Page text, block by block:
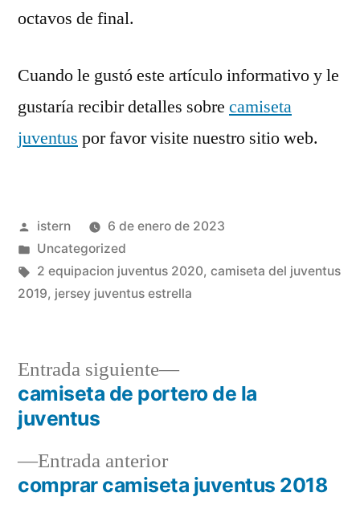
octavos de final.
Cuando le gustó este artículo informativo y le
gustaría recibir detalles sobre camiseta
juventus por favor visite nuestro sitio web.
Publicado
por
istern
6 de enero de 2023
Publicado
en
Uncategorized
Etiquetas:
2 equipacion juventus 2020, camiseta del juventus
2019, jersey juventus estrella
Navegación
entradas
Entrada anteriorEntrada
anterior:
comprar camiseta juventus 2018
Entrada siguiente
Entrada
siguiente:
camiseta de portero de la
juventus